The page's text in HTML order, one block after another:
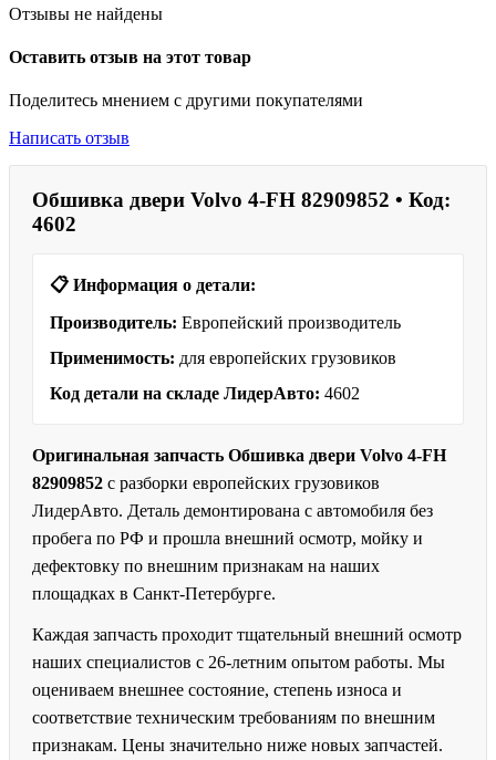
Отзывы не найдены
Оставить отзыв на этот товар
Поделитесь мнением с другими покупателями
Написать отзыв
Обшивка двери Volvo 4-FH 82909852 • Код:
4602
📋 Информация о детали:
Производитель: Европейский производитель
Применимость: для европейских грузовиков
Код детали на складе ЛидерАвто: 4602
Оригинальная запчасть Обшивка двери Volvo 4-FH
82909852 с разборки европейских грузовиков
ЛидерАвто. Деталь демонтирована с автомобиля без
пробега по РФ и прошла внешний осмотр, мойку и
дефектовку по внешним признакам на наших
площадках в Санкт-Петербурге.
Каждая запчасть проходит тщательный внешний осмотр
наших специалистов с 26-летним опытом работы. Мы
оцениваем внешнее состояние, степень износа и
соответствие техническим требованиям по внешним
признакам. Цены значительно ниже новых запчастей.